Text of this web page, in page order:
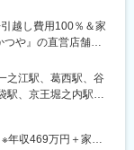
越し費用100％＆家
や』の直営店舗＼
知、岐阜、三重、新
、青森、岩手、宮
玉、千葉、東京、
歌山、鳥取、島
知、福岡、佐賀、
之江駅、葛西駅、谷
、京王堀之内駅、
代々木駅、御徒町
、小作駅、鶴川駅、
収469万円＋家賃